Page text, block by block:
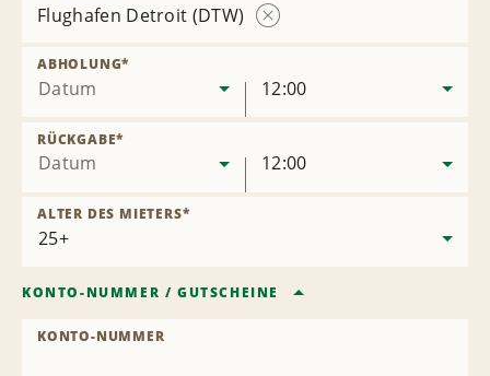
Flughafen Detroit (DTW)
Datum
ABHOLUNG*
12:00
Datum
RÜCKGABE*
12:00
ALTER DES MIETERS*
KONTO-NUMMER / GUTSCHEINE
KONTO-NUMMER